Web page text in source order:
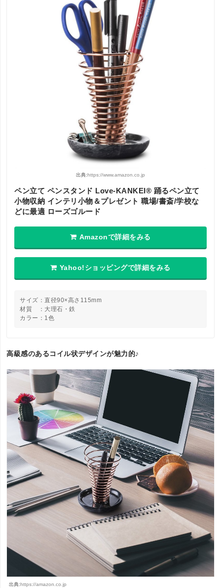
出典:https://www.amazon.co.jp
ペン立て ペンスタンド Love-KANKEI® 踊るペン立て
小物収納 インテリ小物＆プレゼント 職場/書斎/学校な
どに最適 ローズゴルード
Amazonで詳細をみる
Yahoo!ショッピングで詳細をみる
サイズ：直径90×高さ115mm
材質 ：大理石・鉄
カラー：1色
高級感のあるコイル状デザインが魅力的♪
出典:https://amazon.co.jp